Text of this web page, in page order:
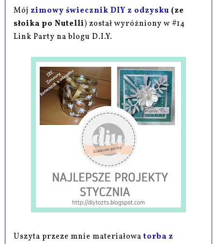
Mój zimowy świecznik DIY z odzysku (ze
słoika po Nutelli) został wyróżniony w #14
Link Party na blogu D.I.Y.
Uszyta przeze mnie materiałowa torba z